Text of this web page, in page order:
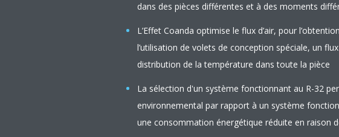
dans des pièces différentes et à des moments
L’Effet Coanda optimise le flux d’air, pour
l’utilisation de volets de conception spéciale, un
distribution de la température dans toute la pièce
La sélection d'un système fonctionnant au R-32
environnemental par rapport à un système
une consommation énergétique réduite en raison